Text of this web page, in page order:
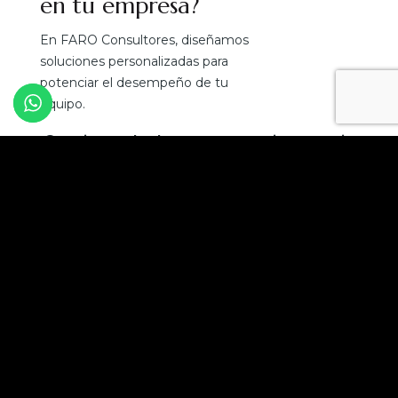
En FARO Consultores, diseñamos
soluciones personalizadas para
potenciar el desempeño de tu
equipo.
¡Convierte el talento en tu mejor ventaja